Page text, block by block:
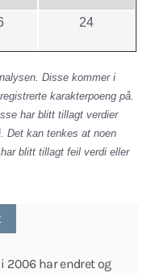
24
Disse kommer i
karakterpoeng på.
har blitt tillagt verdier
Det kan tenkes at noen
blitt tillagt feil verdi eller
2006 har endret og